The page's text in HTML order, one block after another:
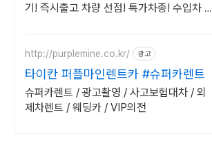
기! 즉시출고 차량 선점! 특가차종! 수입차 최
http://purplemine.co.kr/ 광고
타이칸 퍼플마인렌트카 #슈퍼카렌트
슈퍼카렌트 / 광고촬영 / 사고보험대차 / 외
제차렌트 / 웨딩카 / VIP의전